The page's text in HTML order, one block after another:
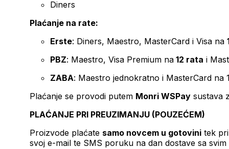
Diners
Plaćanje na rate:
Erste: Diners, Maestro, MasterCard i Visa na
PBZ: Maestro, Visa Premium na 12 rata i
ZABA: Maestro jednokratno i MasterCard na
Plaćanje se provodi putem Monri WSPay sustava
PLAĆANJE PRI PREUZIMANJU (POUZEĆEM)
Proizvode plaćate samo novcem u gotovini tek
svoj e-mail te SMS poruku na dan dostave sa svim